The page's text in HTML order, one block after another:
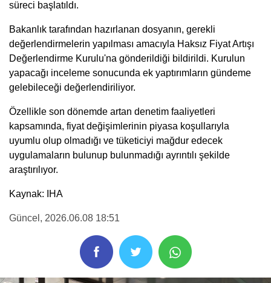
süreci başlatıldı.
Bakanlık tarafından hazırlanan dosyanın, gerekli
değerlendirmelerin yapılması amacıyla Haksız Fiyat Artışı
Değerlendirme Kurulu'na gönderildiği bildirildi. Kurulun
yapacağı inceleme sonucunda ek yaptırımların gündeme
gelebileceği değerlendiriliyor.
Özellikle son dönemde artan denetim faaliyetleri
kapsamında, fiyat değişimlerinin piyasa koşullarıyla
uyumlu olup olmadığı ve tüketiciyi mağdur edecek
uygulamaların bulunup bulunmadığı ayrıntılı şekilde
araştırılıyor.
Kaynak: IHA
Güncel , 2026.06.08 18:51